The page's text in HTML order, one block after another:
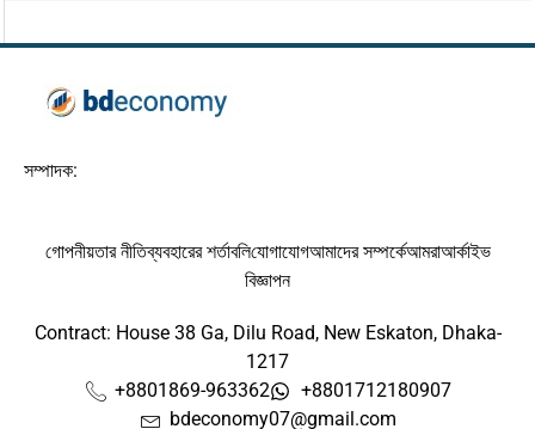
সম্পাদক:
গোপনীয়তার নীতিব্যবহারের শর্তাবলিযোগাযোগআমাদের সম্পর্কেআমরাআর্কাইভ
বিজ্ঞাপন
Contract: House 38 Ga, Dilu Road, New Eskaton, Dhaka-
1217
+8801869-963362
+8801712180907
bdeconomy07@gmail.com